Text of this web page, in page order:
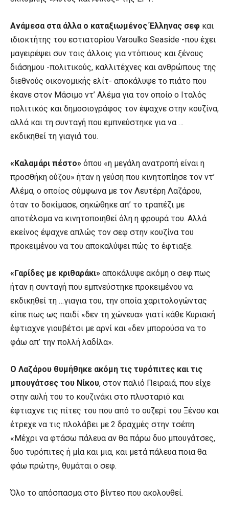
Ανάμεσα στα άλλα ο καταξιωμένος Έλληνας σεφ και
ιδιοκτήτης του εστιατορίου Varoulko Seaside -που έχει
μαγειρέψει συν τοις άλλοις για ντόπιους και ξένους
διάσημου -πολιτικούς, καλλιτέχνες και ανθρώπους της
διεθνούς οικονομικής ελίτ- αποκάλυψε το πιάτο που
έκανε στον Μάσιμο ντ’ Αλέμα για τον οποίο ο Ιταλός
πολιτικός και δημοσιογράφος τον έψαχνε στην κουζίνα,
αλλά και τη συνταγή που εμπνεύστηκε για να …
εκδικηθεί τη γιαγιά του.
«Καλαμάρι πέστο» όπου «η μεγάλη ανατροπή είναι η
προσθήκη ούζου» ήταν η γεύση που κινητοπίησε τον ντ’
Αλέμα, ο οποίος σύμφωνα με τον Λευτέρη Λαζάρου,
όταν το δοκίμασε, σηκώθηκε απ’ το τραπέζι με
αποτέλσμα να κινητοποιηθεί όλη η φρουρά του. Αλλά
εκείνος έψαχνε απλώς τον σεφ στην κουζίνα του
προκειμένου να του αποκαλύψει πώς το έφτιαξε.
«Γαρίδες με κριθαράκι» αποκάλυψε ακόμη ο σεφ πως
ήταν η συνταγή που εμπνεύστηκε προκειμένου να
εκδικηθεί τη …γιαγια του, την οποία χαριτολογώντας
είπε πως ως παιδί «δεν τη χώνευα» γιατί κάθε Κυριακή
έφτιαχνε γιουβέτσι με αρνί και «δεν μπορούσα να το
φάω απ’ την πολλή λαδίλα».
Ο Λαζάρου θυμήθηκε ακόμη τις τυρόπιτες και τις
μπουγάτσες του Νίκου, στον παλιό Πειραιά, που είχε
στην αυλή του το κουζινάκι στο πλυσταριό και
έφτιαχνε τις πίτες του που από το ουζερί του Ξένου και
έτρεχε να τις πλολάβει με 2 δραχμές στην τσέπη.
«Μέχρι να φτάσω πάλευα αν θα πάρω δυο μπουγάτσες,
δυο τυρόπιτες ή μία και μια, και μετά πάλευα ποια θα
φάω πρώτη», θυμάται ο σεφ.
Όλο το απόσπασμα στο βίντεο που ακολουθεί.